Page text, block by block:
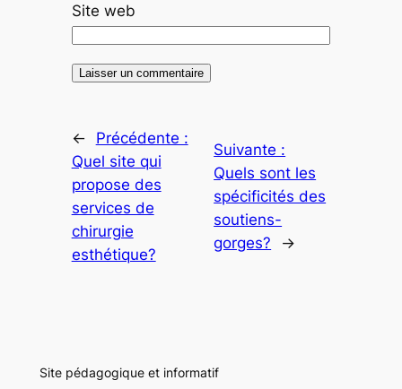
Site web
←
Précédente :
Quel site qui
propose des
services de
chirurgie
esthétique?
Suivante :
Quels sont les
spécificités des
soutiens-
gorges?
→
Site pédagogique et informatif